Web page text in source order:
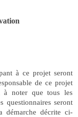
à ce projet seront
de ce projet
à noter que tous les
questionnaires seront
démarche décrite ci-